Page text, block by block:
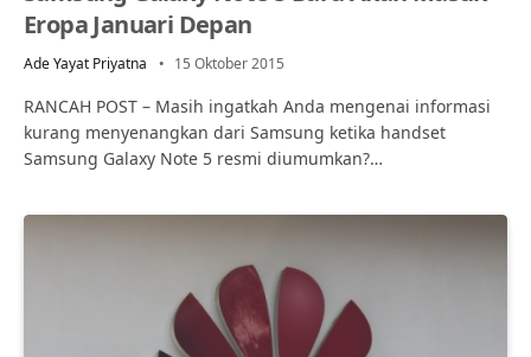
Eropa Januari Depan
Ade Yayat Priyatna 15 Oktober 2015
RANCAH POST – Masih ingatkah Anda mengenai informasi
kurang menyenangkan dari Samsung ketika handset
Samsung Galaxy Note 5 resmi diumumkan?…